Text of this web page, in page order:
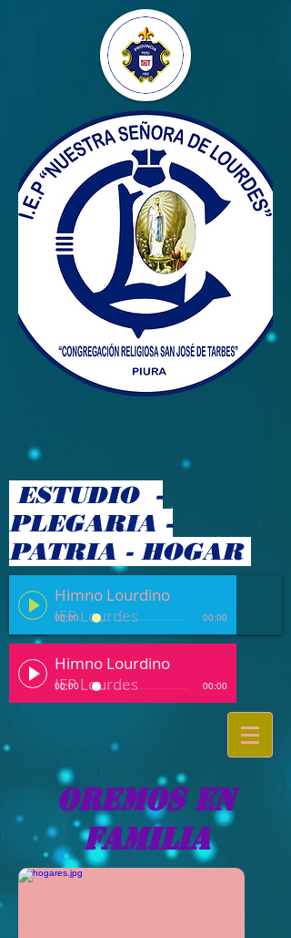
ESTUDIO -
PLEGARIA -
PATRIA - HOGAR
Himno Lourdino
IEP Lourdes
00:00 00:00
Himno Lourdino
IEP Lourdes
00:00 00:00
OREMOS EN
FAMILIA